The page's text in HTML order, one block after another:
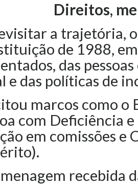
Direitos,
a trajetória,
de 1988,
das
e das políticas de
marcos como o
com Deficiência
em comissões e
recebida